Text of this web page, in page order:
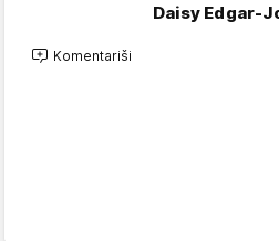
Daisy Edgar-
Komentariši